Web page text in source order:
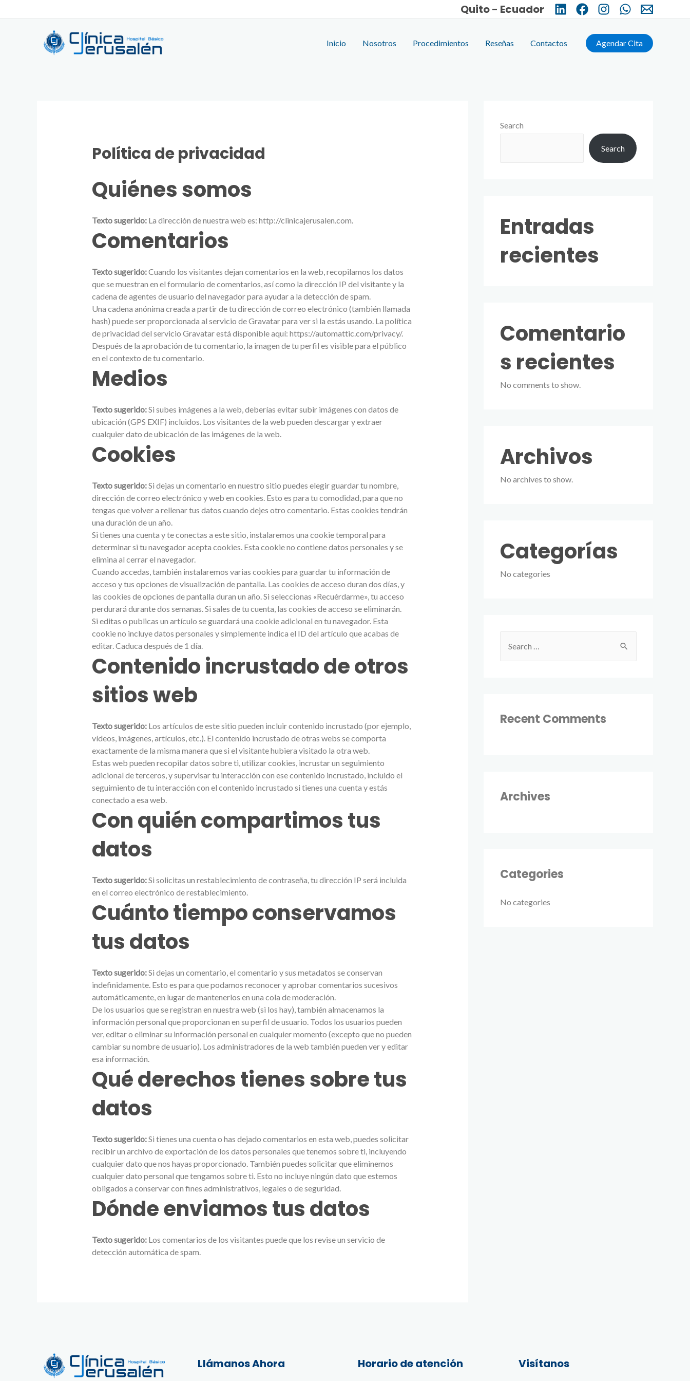
Quito - Ecuador
Inicio Nosotros Procedimientos Reseñas Contactos Agendar Cita
Política de privacidad
Quiénes somos
Texto sugerido: La dirección de nuestra web es: http://clinicajerusalen.com.
Comentarios
Texto sugerido:Cuando los visitantes dejan comentarios en la web, recopilamos los datos
que se muestran en el formulario de comentarios, así como la dirección IP del visitante y la
cadena de agentes de usuario del navegador para ayudar a la detección de spam.
Una cadena anónima creada a partir de tu dirección de correo electrónico (también llamada
hash) puede ser proporcionada al servicio de Gravatar para ver si la estás usando. La política
de privacidad del servicio Gravatar está disponible aquí: https://automattic.com/privacy/.
Después de la aprobación de tu comentario, la imagen de tu perfil es visible para el público
en el contexto de tu comentario.
Medios
Texto sugerido:Si subes imágenes a la web, deberías evitar subir imágenes con datos de
ubicación (GPS EXIF) incluidos. Los visitantes de la web pueden descargar y extraer
cualquier dato de ubicación de las imágenes de la web.
Cookies
Texto sugerido:Si dejas un comentario en nuestro sitio puedes elegir guardar tu nombre,
dirección de correo electrónico y web en cookies. Esto es para tu comodidad, para que no
tengas que volver a rellenar tus datos cuando dejes otro comentario. Estas cookies tendrán
una duración de un año.
Si tienes una cuenta y te conectas a este sitio, instalaremos una cookie temporal para
determinar si tu navegador acepta cookies. Esta cookie no contiene datos personales y se
elimina al cerrar el navegador.
Cuando accedas, también instalaremos varias cookies para guardar tu información de
acceso y tus opciones de visualización de pantalla. Las cookies de acceso duran dos días, y
las cookies de opciones de pantalla duran un año. Si seleccionas «Recuérdarme», tu acceso
perdurará durante dos semanas. Si sales de tu cuenta, las cookies de acceso se eliminarán.
Si editas o publicas un artículo se guardará una cookie adicional en tu navegador. Esta
cookie no incluye datos personales y simplemente indica el ID del artículo que acabas de
editar. Caduca después de 1 día.
Contenido incrustado de otros
sitios web
Texto sugerido: Los artículos de este sitio pueden incluir contenido incrustado (por ejemplo,
vídeos, imágenes, artículos, etc.). El contenido incrustado de otras webs se comporta
exactamente de la misma manera que si el visitante hubiera visitado la otra web.
Estas web pueden recopilar datos sobre ti, utilizar cookies, incrustar un seguimiento
adicional de terceros, y supervisar tu interacción con ese contenido incrustado, incluido el
seguimiento de tu interacción con el contenido incrustado si tienes una cuenta y estás
conectado a esa web.
Con quién compartimos tus
datos
Texto sugerido:Si solicitas un restablecimiento de contraseña, tu dirección IP será incluida
en el correo electrónico de restablecimiento.
Cuánto tiempo conservamos
tus datos
Texto sugerido:Si dejas un comentario, el comentario y sus metadatos se conservan
indefinidamente. Esto es para que podamos reconocer y aprobar comentarios sucesivos
automáticamente, en lugar de mantenerlos en una cola de moderación.
De los usuarios que se registran en nuestra web (si los hay), también almacenamos la
información personal que proporcionan en su perfil de usuario. Todos los usuarios pueden
ver, editar o eliminar su información personal en cualquier momento (excepto que no pueden
cambiar su nombre de usuario). Los administradores de la web también pueden ver y editar
esa información.
Qué derechos tienes sobre tus
datos
Texto sugerido:Si tienes una cuenta o has dejado comentarios en esta web, puedes solicitar
recibir un archivo de exportación de los datos personales que tenemos sobre ti, incluyendo
cualquier dato que nos hayas proporcionado. También puedes solicitar que eliminemos
cualquier dato personal que tengamos sobre ti. Esto no incluye ningún dato que estemos
obligados a conservar con fines administrativos, legales o de seguridad.
Dónde enviamos tus datos
Texto sugerido: Los comentarios de los visitantes puede que los revise un servicio de
detección automática de spam.
Search
Search
Entradas
recientes
Comentario
s recientes
No comments to show.
Archivos
No archives to show.
Categorías
No categories
h
Recent Comments
Archives
Categories
No categories
Llámanos Ahora Horario de atención Visítanos